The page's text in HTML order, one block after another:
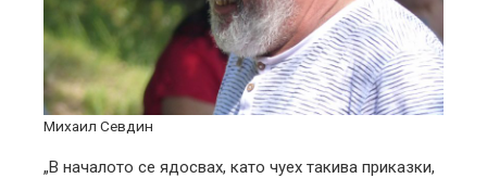
Михаил Севдин
„В началото се ядосвах, като чуех такива приказки,